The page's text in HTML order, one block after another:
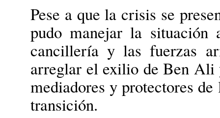
Pese a que la crisis se
pudo manejar la
cancillería y las fuerzas
arreglar el exilio de Ben Ali
mediadores y protectores
transición.